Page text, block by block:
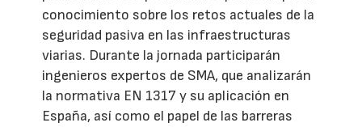
conocimiento sobre los retos actuales de la
seguridad pasiva en las infraestructuras
viarias. Durante la jornada participarán
ingenieros expertos de SMA, que analizarán
la normativa EN 1317 y su aplicación en
España, así como el papel de las barreras